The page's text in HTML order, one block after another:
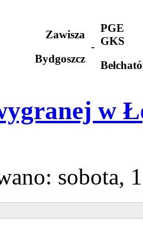
Zawisza
Bydgoszcz
-
PGE
GKS
w
sobota,